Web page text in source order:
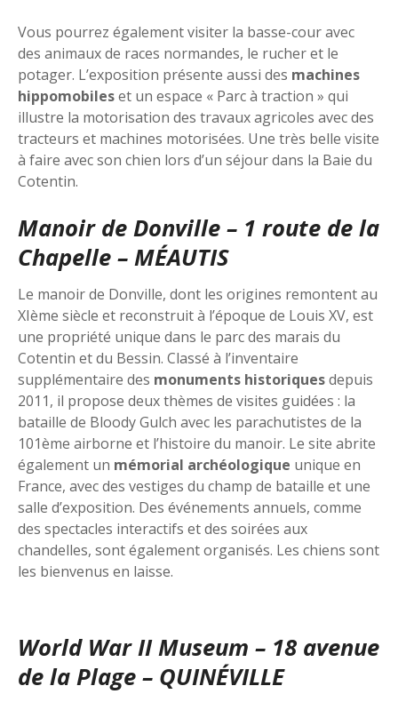
Vous pourrez également visiter la basse-cour avec
des animaux de races normandes, le rucher et le
potager. L’exposition présente aussi des machines
hippomobileset un espace « Parc à traction » qui
illustre la motorisation des travaux agricoles avec des
tracteurs et machines motorisées. Une très belle visite
à faire avec son chien lors d’un séjour dans la Baie du
Cotentin.
Manoir de Donville – 1 route de la
Chapelle – MÉAUTIS
Le manoir de Donville, dont les origines remontent au
XIème siècle et reconstruit à l’époque de Louis XV, est
une propriété unique dans le parc des marais du
Cotentin et du Bessin. Classé à l’inventaire
supplémentaire des monuments historiquesdepuis
2011, il propose deux thèmes de visites guidées : la
bataille de Bloody Gulch avec les parachutistes de la
101ème airborne et l’histoire du manoir. Le site abrite
également un mémorial archéologique unique en
France, avec des vestiges du champ de bataille et une
salle d’exposition. Des événements annuels, comme
des spectacles interactifs et des soirées aux
chandelles, sont également organisés. Les chiens sont
les bienvenus en laisse.
World War II Museum – 18 avenue
de la Plage – QUINÉVILLE